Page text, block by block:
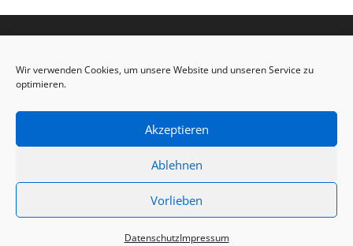
Wir verwenden Cookies, um unsere Website und unseren Service zu
optimieren.
Akzeptieren
Ablehnen
Vorlieben
DatenschutzImpressum
Impressum&Datenschutz